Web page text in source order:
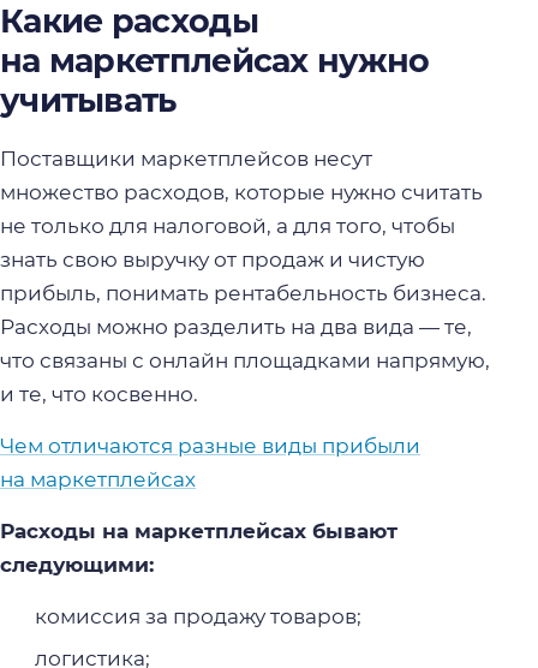
Какие расходы
на маркетплейсах нужно
учитывать
Поставщики маркетплейсов несут
множество расходов, которые нужно считать
не только для налоговой, а для того, чтобы
знать свою выручку от продаж и чистую
прибыль, понимать рентабельность бизнеса.
Расходы можно разделить на два вида — те,
что связаны с онлайн площадками напрямую,
и те, что косвенно.
Чем отличаются разные виды прибыли
на маркетплейсах
Расходы на маркетплейсах бывают
следующими:
комиссия за продажу товаров;
логистика;